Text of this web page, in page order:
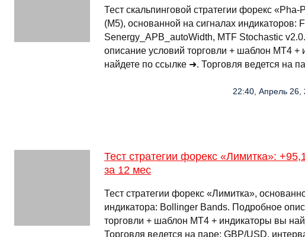
Тест скальпинговой стратегии форекс
(M5), основанной на сигналах индикаторов:
Senergy_APB_autoWidth, MTF Stochastic
описание условий торговли + шаблон МТ4 +
найдете по ссылке ➜. Торговля ведется на
22:40, Апрель 26,
Тест стратегии форекс «Лимитка»:
за 12 мес
Тест стратегии форекс «Лимитка»,
индикатора: Bollinger Bands. Подробное
торговли + шаблон МТ4 + индикаторы вы
Торговля ведется на паре: GBP/USD,